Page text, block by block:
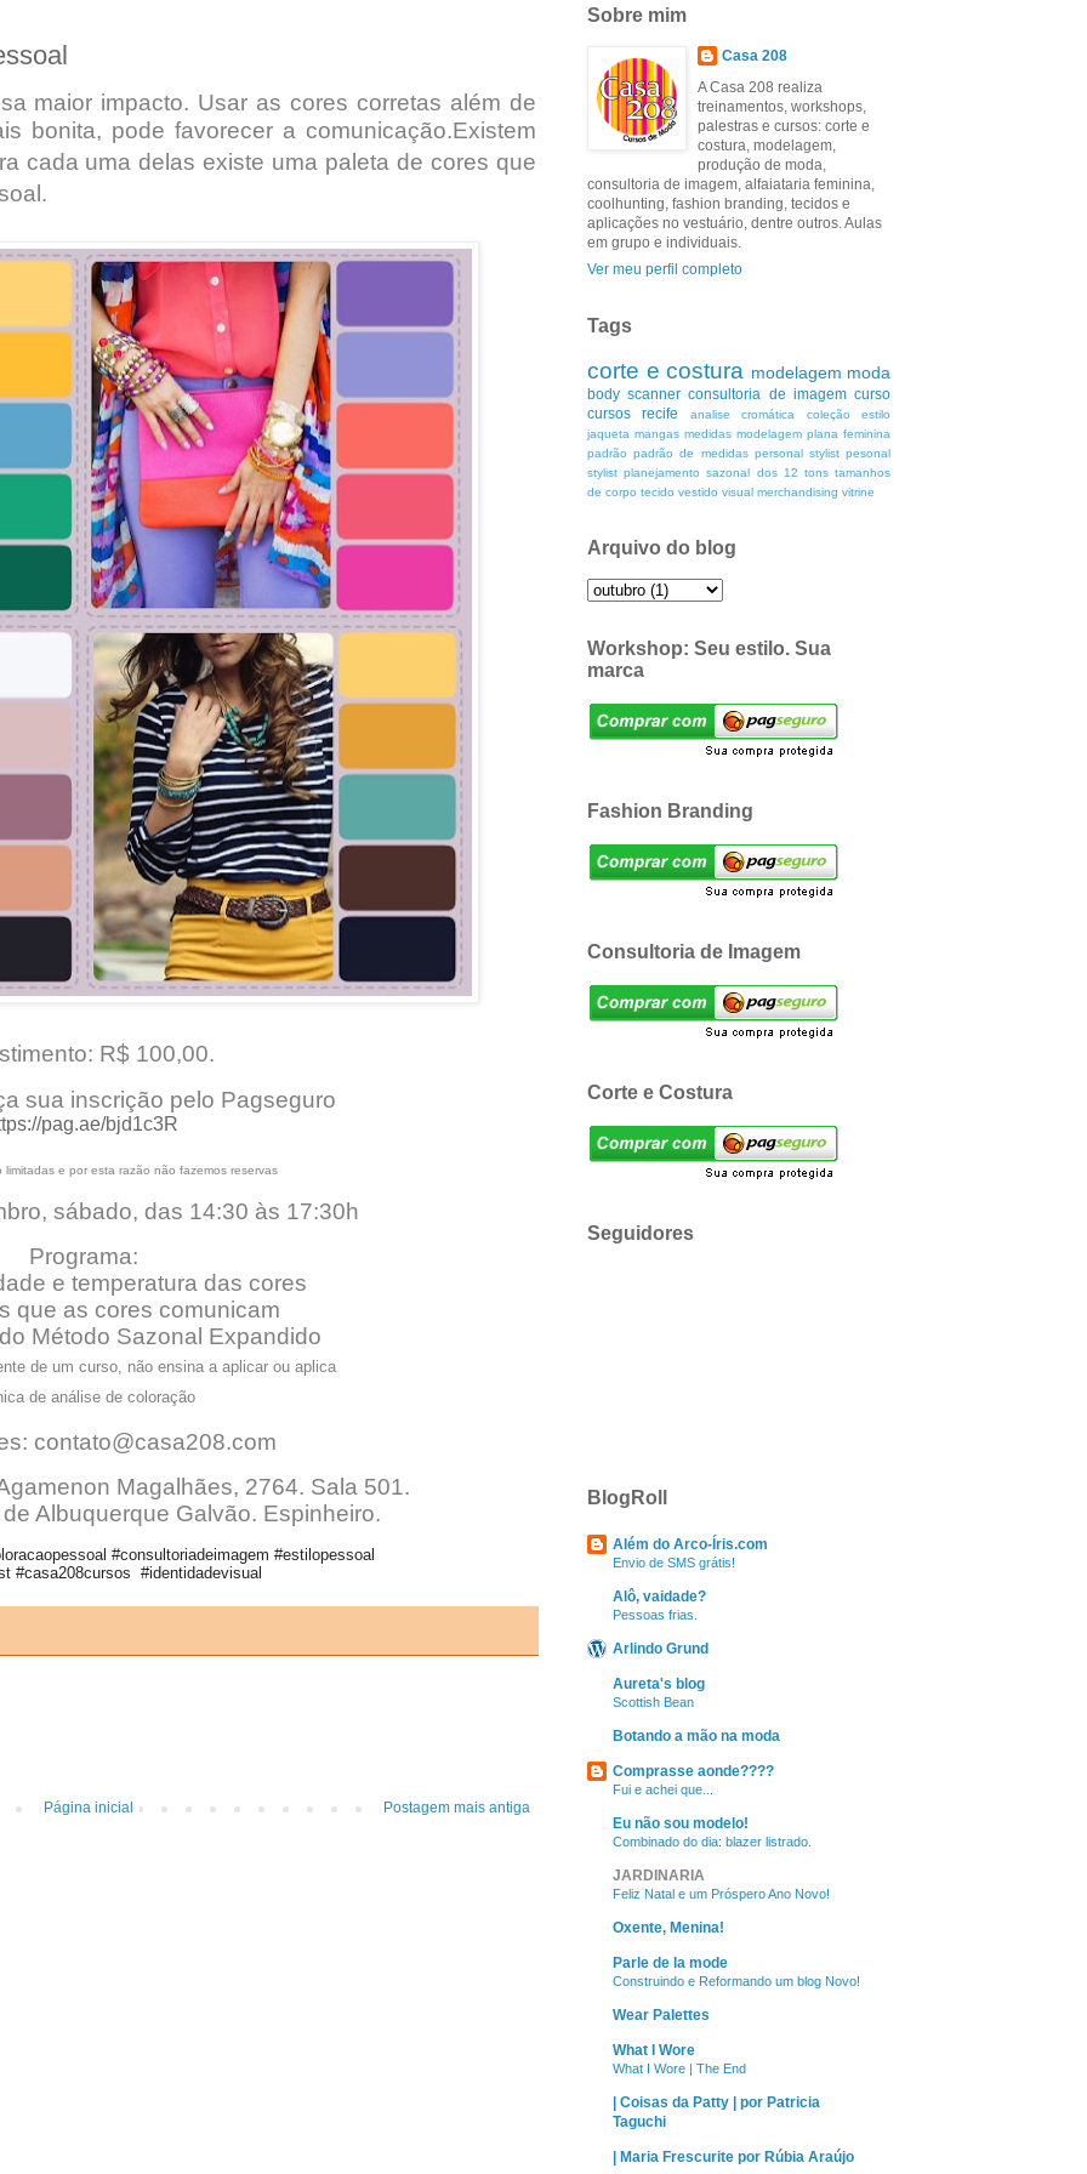
maior impacto. Usar as cores corretas além de
bonita, pode favorecer a comunicação.Existem
cada uma delas existe uma paleta de cores que
R$ 100,00.
sua inscrição pelo Pagseguro
pag.ae/bjd1c3R
limitadas e por esta razão não fazemos reservas
sábado, das 14:30 às 17:30h
Programa:
e temperatura das cores
que as cores comunicam
Método Sazonal Expandido
de um curso, não ensina a aplicar ou aplica
de análise de coloração
contato@casa208.com
Magalhães, 2764. Sala 501.
Albuquerque Galvão. Espinheiro.
#consultoriadeimagem #estilopessoal
#casa208cursos #identidadevisual
Postagem mais antiga
Página inicial
Sobre mim
Casa 208
A Casa 208 realiza
treinamentos, workshops,
palestras e cursos: corte e
costura, modelagem,
produção de moda,
consultoria de imagem, alfaiataria feminina,
coolhunting, fashion branding, tecidos e
aplicações no vestuário, dentre outros. Aulas
em grupo e individuais.
Ver meu perfil completo
Tags
corte e costura modelagem moda
body scanner consultoria de imagem curso
cursos
recife analise cromática coleção
estilo
jaqueta mangas medidas modelagem plana feminina
padrão padrão de medidas personal stylist pesonal
stylist planejamento sazonal dos 12 tons tamanhos
de corpo tecido vestido visual merchandising vitrine
Arquivo do blog
Workshop: Seu estilo. Sua
marca
Fashion Branding
Consultoria de Imagem
Corte e Costura
Seguidores
BlogRoll
Além do Arco-Íris.com
Envio de SMS grátis!
Alô, vaidade?
Pessoas frias.
Arlindo Grund
Aureta's blog
Scottish Bean
Botando a mão na moda
Comprasse aonde????
Fui e achei que...
Eu não sou modelo!
Combinado do dia: blazer listrado.
JARDINARIA
Feliz Natal e um Próspero Ano Novo!
Oxente, Menina!
Parle de la mode
Construindo e Reformando um blog Novo!
Wear Palettes
What I Wore
What I Wore | The End
| Coisas da Patty | por Patricia
Taguchi
| Maria Frescurite por Rúbia Araújo